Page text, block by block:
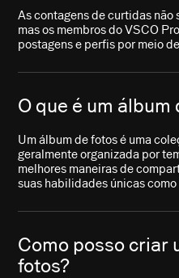
As contagens de curtidas
mas os membros do VSCO
postagens e perfis por meio
O que é um álbum
Um álbum de fotos é uma
geralmente organizada por
melhores maneiras de
suas habilidades únicas
Como posso criar
fotos?